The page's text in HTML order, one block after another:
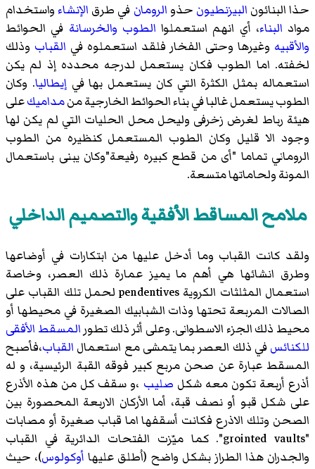
حذا البنائون البيزنطيون حذو الرومان في طرق الإنشاء واستخدام
مواد البناء، أي انهم استعملوا الطوب والخرسانة في الحوائط
والأقبيه وغيرها وحتى الفخار فلقد استعملوه في القباب وذلك
لخفته. اما الطوب فكان يستعمل لدرجه محدده إذ لم يكن
استعماله بمثل الكثرة التي كان يستعمل بها فيإيطاليا. وكان
الطوب يستعمل غالبا في بناء الحوائط الخارجية منمداميكعلى
هيئة رباط لغرض زخرفى وليحل محل الحليات التي لم يكن لها
وجود الا قليل وكان الطوب المستعمل كنظيره من الطوب
الروماني تماما "أى من قطع كبيره رفيعة"وكان يبنى باستعمال
المونة ولحاماتها متسعة.
ملامح المساقط الأفقية والتصميم الداخلي
ولقد كانت القباب وما أدخل عليها من ابتكارات في أوضاعها
وطرق انشائها هي أهم ما يميز عمارة ذلك العصر، وخاصة
استعمال المثلثات الكروية pendentives لحمل تلك القباب على
الصالات المربعة تحتها وذات الشبابيك الصغيرة في محيطها أو
محيط ذلك الجزء الاسطوانى. وعلى أثر ذلك تطورالمسقط الأفقى
للكنائسفي ذلك العصر بما يتمشى مع استعمال القباب،فأصبح
المسقط عبارة عن صحن مربع كبير فوقه القبة الرئيسية، و له
أذرع أربعة تكون معه شكل صليب ،و سقف كل من هذه الأذرع
على شكل قبو أو نصف قبة، أما الأركان الاربعة المحصورة بين
الصحن وتلك الاذرع فكانت أسقفها اما قباب صغيرة أو مصابات
"grointed vaults". كما ميّزت الفتحات الدائرية في القباب
والجدران هذا الطراز بشكل واضح (اُطلق عليها أوكولوس)، حيث